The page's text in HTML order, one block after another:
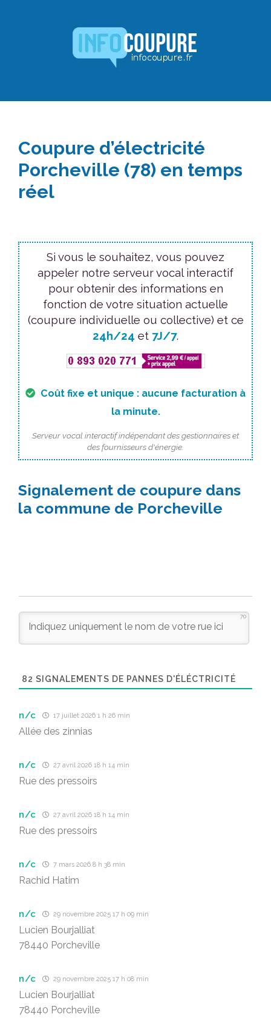
Coupure d’électricité
Porcheville (78) en temps
réel
Si vous le souhaitez, vous pouvez
appeler notre serveur vocal interactif
pour obtenir des informations en
fonction de votre situation actuelle
(coupure individuelle ou collective) et ce
24h/24 et 7J/7.
Coût fixe et unique : aucune facturation à
la minute.
Serveur vocal interactif indépendant des gestionnaires et
des fournisseurs d'énergie.
Signalement de coupure dans
la commune de Porcheville
70
82 SIGNALEMENTS DE PANNES D'ÉLÉCTRICITÉ
n/c 17 juillet 2026 1 h 26 min
Allée des zinnias
n/c 27 avril 2026 18 h 14 min
Rue des pressoirs
n/c 27 avril 2026 18 h 14 min
Rue des pressoirs
n/c 7 mars 2026 8 h 38 min
Rachid Hatim
n/c 29 novembre 2025 17 h 09 min
Lucien Bourjalliat
78440 Porcheville
n/c 29 novembre 2025 17 h 08 min
Lucien Bourjalliat
78440 Porcheville